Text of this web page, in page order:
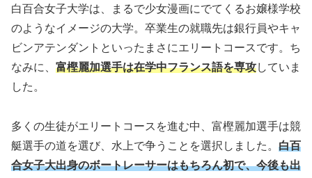
白百合女子大学は、まるで少女漫画にでてくるお嬢様学校
のようなイメージの大学。卒業生の就職先は銀行員やキャ
ビンアテンダントといったまさにエリートコースです。ち
なみに、 富樫麗加選手は在学中フランス語を専攻していま
した。
多くの生徒がエリートコースを進む中、富樫麗加選手は競
艇選手の道を選び、水上で争うことを選択しました。 白百
合女子大出身のボートレーサーはもちろん初で、今後も出